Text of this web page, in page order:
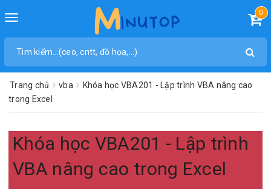
Toggle
0
Trang chủ vba
Khóa học VBA201 - Lập trình VBA nâng cao
trong Excel
Khóa học VBA201 - Lập trình
VBA nâng cao trong Excel